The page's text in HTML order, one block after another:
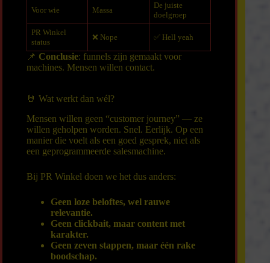
Voor wie Massa
De juiste
doelgroep
PR Winkel
status
❌ Nope ✅ Hell yeah
📌 Conclusie: funnels zijn gemaakt voor
machines. Mensen willen contact.
🤘 Wat werkt dan wél?
Mensen willen geen “customer journey” — ze
willen geholpen worden. Snel. Eerlijk. Op een
manier die voelt als een goed gesprek, niet als
een geprogrammeerde salesmachine.
Bij PR Winkel doen we het dus anders:
Geen loze beloftes, wel rauwe
relevantie.
Geen clickbait, maar content met
karakter.
Geen zeven stappen, maar één rake
boodschap.